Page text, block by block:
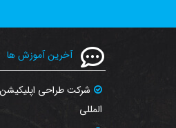
آخرین آموزش ها
شرکت طراحی اپلیکیشن
المللی